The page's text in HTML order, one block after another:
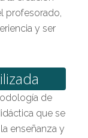
profesorado,
y ser
de
que se
enseñanza y